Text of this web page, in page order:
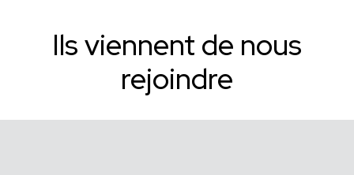
Ils viennent de nous
rejoindre